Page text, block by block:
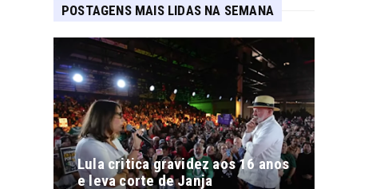
POSTAGENS MAIS LIDAS NA SEMANA
Lula critica gravidez aos 16 anos
e leva corte de Janja